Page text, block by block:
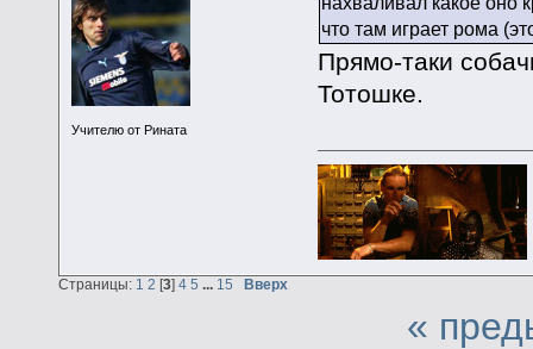
Учителю от Рината
что там играет рома
Прямо-таки
Тотошке.
Страницы: 1 2 [3] 4 5 ... 15 Вверх
«